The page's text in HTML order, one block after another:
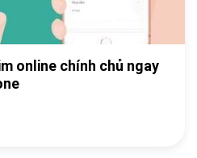
online chính chủ ngay